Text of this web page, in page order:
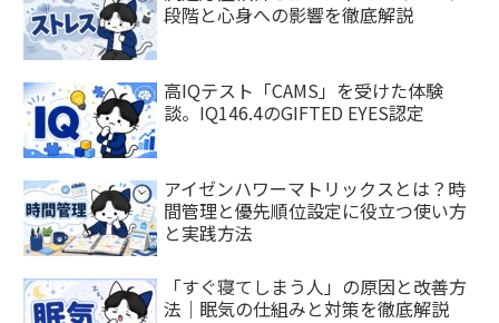
段階と心身への影響を徹底解説
高IQテスト「CAMS」を受けた体験
談。IQ146.4のGIFTED EYES認定
アイゼンハワーマトリックスとは？時
間管理と優先順位設定に役立つ使い方
と実践方法
「すぐ寝てしまう人」の原因と改善方
法｜眠気の仕組みと対策を徹底解説